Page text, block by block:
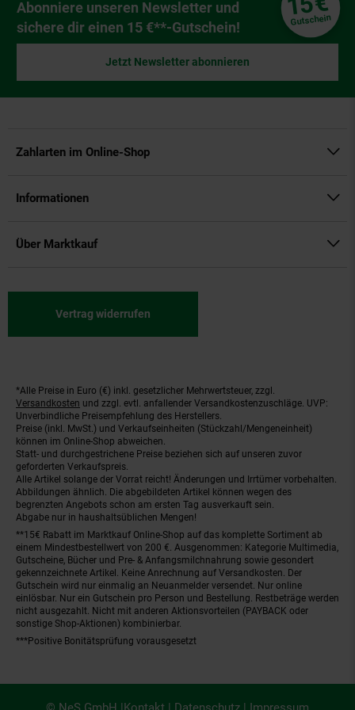
Newsletter Anmeldung
Abonniere unseren Newsletter und
sichere dir einen 15 €**-Gutschein!
Gutschein
Jetzt Newsletter abonnieren
Zahlarten im Online-Shop
Informationen
Über Marktkauf
Vertrag widerrufen
Fußnoten
*Alle Preise in Euro (€) inkl. gesetzlicher Mehrwertsteuer, zzgl.
Versandkosten und zzgl. evtl. anfallender Versandkostenzuschläge. UVP:
Unverbindliche Preisempfehlung des Herstellers.
Preise (inkl. MwSt.) und Verkaufseinheiten (Stückzahl/Mengeneinheit)
können im Online-Shop abweichen.
Statt- und durchgestrichene Preise beziehen sich auf unseren zuvor
geforderten Verkaufspreis.
Alle Artikel solange der Vorrat reicht! Änderungen und Irrtümer vorbehalten.
Abbildungen ähnlich. Die abgebildeten Artikel können wegen des
begrenzten Angebots schon am ersten Tag ausverkauft sein.
Abgabe nur in haushaltsüblichen Mengen!
**15€ Rabatt im Marktkauf Online-Shop auf das komplette Sortiment ab
einem Mindestbestellwert von 200 €. Ausgenommen: Kategorie Multimedia,
Gutscheine, Bücher und Pre- & Anfangsmilchnahrung sowie gesondert
gekennzeichnete Artikel. Keine Anrechnung auf Versandkosten. Der
Gutschein wird nur einmalig an Neuanmelder versendet. Nur online
einlösbar. Nur ein Gutschein pro Person und Bestellung. Restbeträge werden
nicht ausgezahlt. Nicht mit anderen Aktionsvorteilen (PAYBACK oder
sonstige Shop-Aktionen) kombinierbar.
***Positive Bonitätsprüfung vorausgesetzt